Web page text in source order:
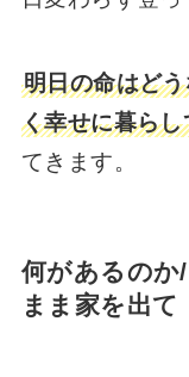
明日の命はど
く幸せに暮ら
てきます。
何があるのか
まま家を出て